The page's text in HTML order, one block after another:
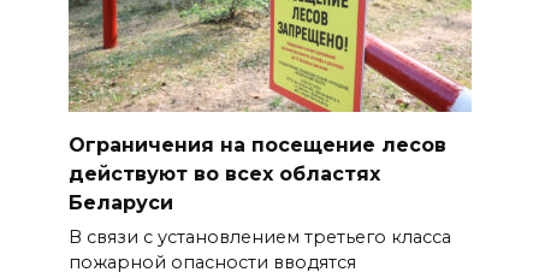
Ограничения на посещение лесов
действуют во всех областях
Беларуси
В связи с установлением третьего класса
пожарной опасности вводятся